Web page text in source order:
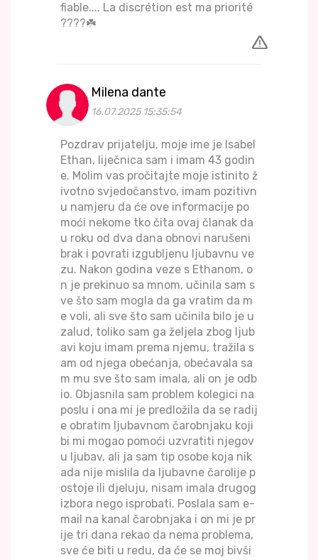
fiable.... La discrétion est ma priorité
????☘️
Milena dante
16.07.2025 15:35:54
Pozdrav prijatelju, moje ime je Isabel
Ethan, liječnica sam i imam 43 godin
e. Molim vas pročitajte moje istinito ž
ivotno svjedočanstvo, imam pozitivn
u namjeru da će ove informacije po
moći nekome tko čita ovaj članak da
u roku od dva dana obnovi narušeni
brak i povrati izgubljenu ljubavnu ve
zu. Nakon godina veze s Ethanom, o
n je prekinuo sa mnom, učinila sam s
ve što sam mogla da ga vratim da m
e voli, ali sve što sam učinila bilo je u
zalud, toliko sam ga željela zbog ljub
avi koju imam prema njemu, tražila s
am od njega obećanja, obećavala sa
m mu sve što sam imala, ali on je odb
io. Objasnila sam problem kolegici na
poslu i ona mi je predložila da se radij
e obratim ljubavnom čarobnjaku koji
bi mi mogao pomoći uzvratiti njegov
u ljubav, ali ja sam tip osobe koja nik
ada nije mislila da ljubavne čarolije p
ostoje ili djeluju, nisam imala drugog
izbora nego isprobati. Poslala sam e-
mail na kanal čarobnjaka i on mi je pr
ije tri dana rekao da nema problema,
sve će biti u redu, da će se moj bivši